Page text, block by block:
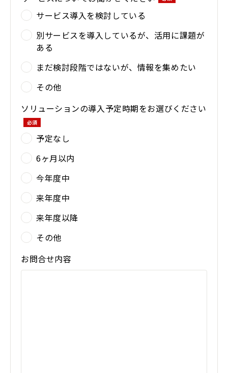
サービス導入を検討している
別サービスを導入しているが、活用に課題が
ある
まだ検討段階ではないが、情報を集めたい
その他
ソリューションの導入予定時期をお選びください
予定なし
6ヶ月以内
今年度中
来年度中
来年度以降
その他
お問合せ内容